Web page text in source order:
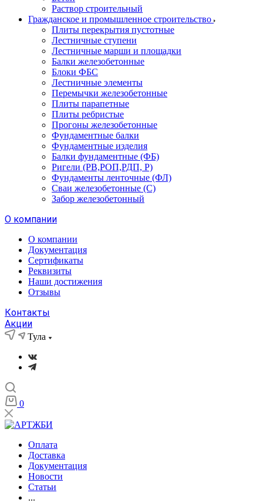
Раствор строительный
Гражданское и промышленное строительство
Плиты перекрытия пустотные
Лестничные ступени
Лестничные марши и площадки
Балки железобетонные
Блоки ФБС
Лестничные элементы
Перемычки железобетонные
Плиты парапетные
Плиты ребристые
Прогоны железобетонные
Фундаментные балки
Фундаментные изделия
Балки фундаментные (ФБ)
Ригели (РВ,РОП,РДП, Р)
Фундаменты ленточные (ФЛ)
Сваи железобетонные (С)
Забор железобетонный
О компании
О компании
Документация
Сертификаты
Реквизиты
Наши достижения
Отзывы
Контакты
Акции
Тула
0
Оплата
Доставка
Документация
Новости
Статьи
...